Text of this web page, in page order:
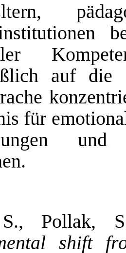
auf
für
S.,
shift